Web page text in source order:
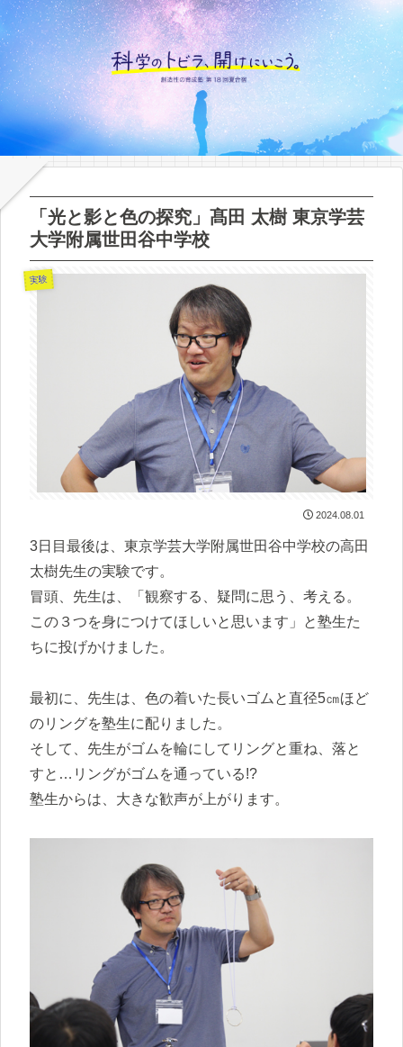
「光と影と色の探究」髙田 太樹 東京学芸
大学附属世田谷中学校
実験
2024.08.01
3日目最後は、東京学芸大学附属世田谷中学校の高田
太樹先生の実験です。
冒頭、先生は、「観察する、疑問に思う、考える。
この３つを身につけてほしいと思います」と塾生た
ちに投げかけました。
最初に、先生は、色の着いた長いゴムと直径5㎝ほど
のリングを塾生に配りました。
そして、先生がゴムを輪にしてリングと重ね、落と
すと…リングがゴムを通っている!?
塾生からは、大きな歓声が上がります。